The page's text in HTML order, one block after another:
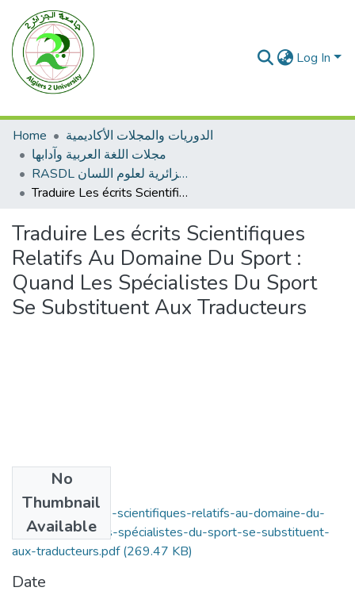
Log In
Home
الدوريات والمجلات الأكاديمية
مجلات اللغة العربية وآدابها
RASDL المجلة الجزائرية لعلوم اللسان
Traduire Les écrits Scientifiques Relatifs Au Domaine Du Sport : Quand Les Spécialistes Du Sport Se Substituent Aux Traducteurs
Traduire Les écrits Scientifiques
Relatifs Au Domaine Du Sport :
Quand Les Spécialistes Du Sport
Se Substituent Aux Traducteurs
No
Thumbnail
Available
traduire-les-écrits-scientifiques-relatifs-au-domaine-du-
sport-_-quand-les-spécialistes-du-sport-se-substituent-
aux-traducteurs.pdf(269.47 KB)
Date